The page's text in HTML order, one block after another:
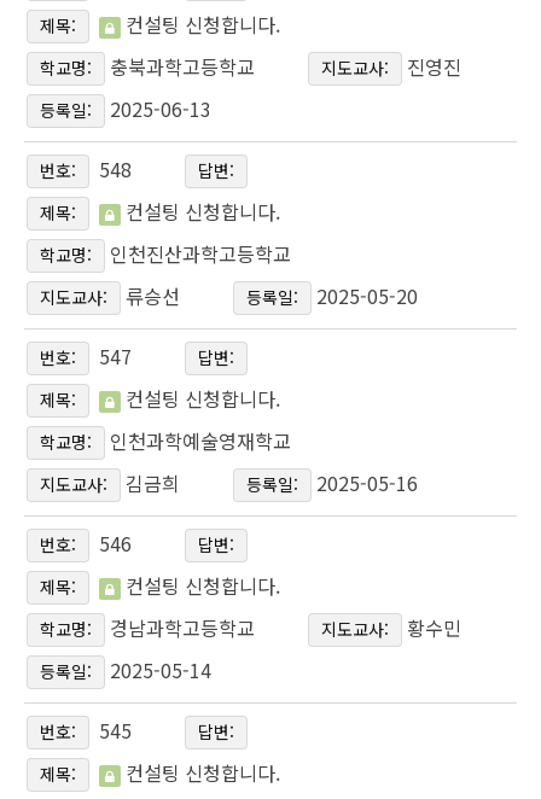
제목:
컨설팅 신청합니다.
학교명: 충북과학고등학교 지도교사: 진영진
등록일: 2025-06-13
번호: 548
답변:
제목:
컨설팅 신청합니다.
학교명: 인천진산과학고등학교
지도교사: 류승선 등록일: 2025-05-20
번호: 547
답변:
제목:
컨설팅 신청합니다.
학교명: 인천과학예술영재학교
지도교사: 김금희 등록일: 2025-05-16
번호: 546
답변:
제목:
컨설팅 신청합니다.
학교명: 경남과학고등학교 지도교사: 황수민
등록일: 2025-05-14
번호: 545
답변:
제목:
컨설팅 신청합니다.